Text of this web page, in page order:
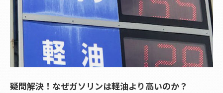
疑問解決！なぜガソリンは軽油より高いのか？